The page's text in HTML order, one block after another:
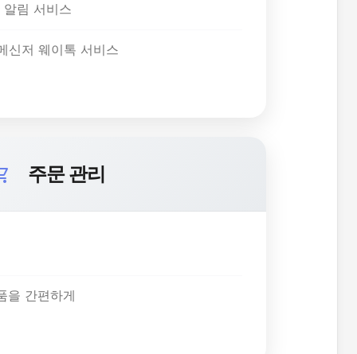
림 서비스
신저 웨이톡 서비스
주문 관리
을 간편하게